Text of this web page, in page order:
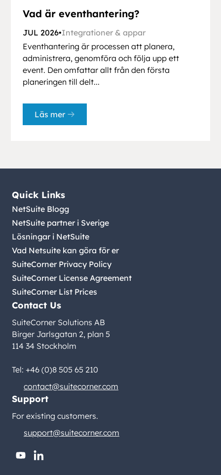
Vad är eventhantering?
JUL 2026•Integrationer & appar
Eventhantering är processen att planera,
administrera, genomföra och följa upp ett
event. Den omfattar allt från den första
planeringen till delt...
Läs mer
Quick Links
NetSuite Blogg
NetSuite partner i Sverige
Lösningar i NetSuite
Vad Netsuite kan göra för er
SuiteCorner Privacy Policy
SuiteCorner License Agreement
SuiteCorner List Prices
Contact Us
SuiteCorner Solutions AB
Birger Jarlsgatan 2, plan 5
114 34 Stockholm
Tel: +46 (0)8 505 65 210
contact@suitecorner.com
Support
For existing customers.
support@suitecorner.com
youtubelinkedin